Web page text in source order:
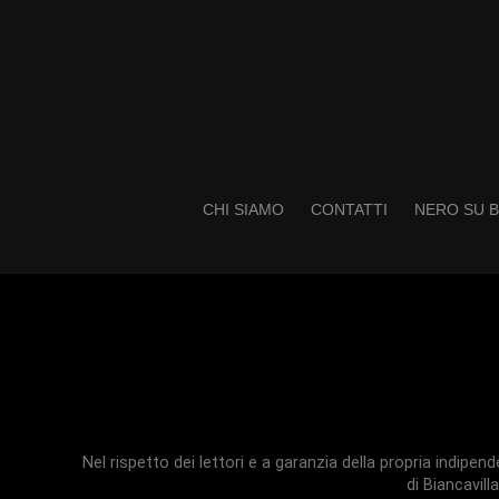
CHI SIAMO CONTATTI NERO SU
Nel rispetto dei lettori e a garanzia della propria
di